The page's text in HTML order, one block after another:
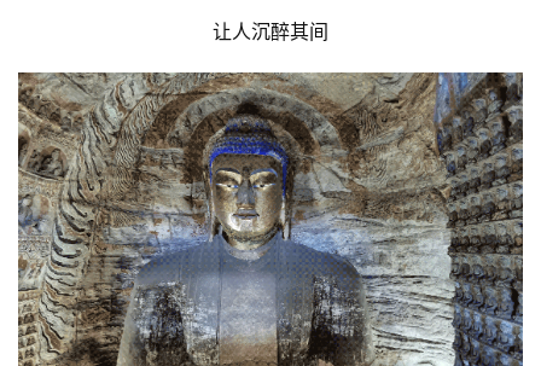
让人沉醉其间